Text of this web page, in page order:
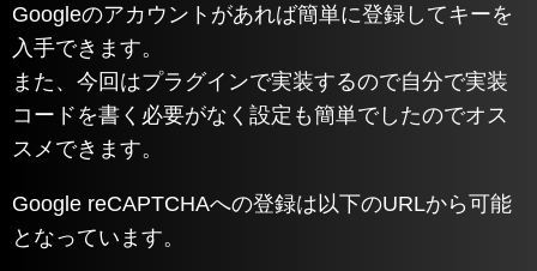
Googleのアカウントがあれば簡単に登録してキーを
入手できます。
また、今回はプラグインで実装するので自分で実装
コードを書く必要がなく設定も簡単でしたのでオス
スメできます。
Google reCAPTCHAへの登録は以下のURLから可能
となっています。